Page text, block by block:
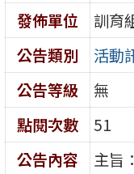
發佈單位
訓育
公告類別
活動
公告等級
無
點閱次數
51
公告內容
主旨